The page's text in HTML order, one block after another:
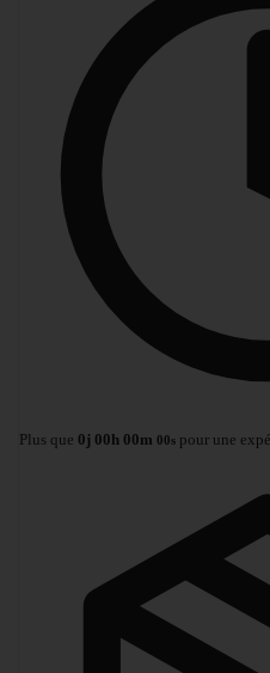
Plus que 0j 00h 00m 00s pour une